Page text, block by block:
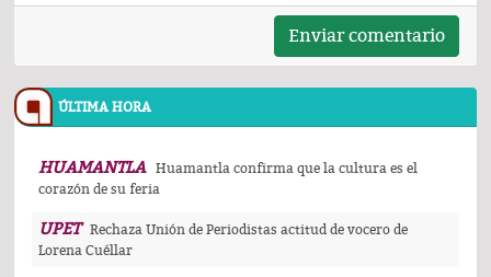
Enviar comentario
ÚLTIMA HORA
HUAMANTLA
Huamantla confirma que la cultura es el
corazón de su feria
UPET
Rechaza Unión de Periodistas actitud de vocero de
Lorena Cuéllar